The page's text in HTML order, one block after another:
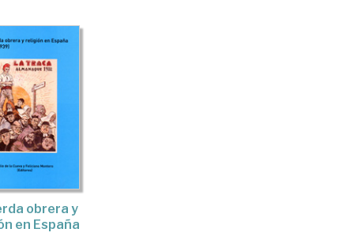
obrera y
en España